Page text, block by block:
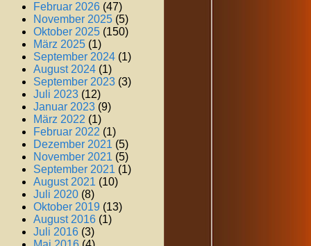
Februar 2026 (47)
November 2025 (5)
Oktober 2025 (150)
März 2025 (1)
September 2024 (1)
August 2024 (1)
September 2023 (3)
Juli 2023 (12)
Januar 2023 (9)
März 2022 (1)
Februar 2022 (1)
Dezember 2021 (5)
November 2021 (5)
September 2021 (1)
August 2021 (10)
Juli 2020 (8)
Oktober 2019 (13)
August 2016 (1)
Juli 2016 (3)